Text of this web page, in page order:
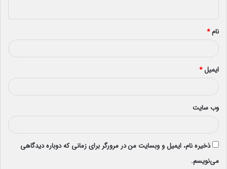
*
نام*
ایمیل*
وب‌ سایت
ذخیره نام، ایمیل و وبسایت من در مرورگر برای زمانی که دوباره دیدگاهی
می‌نویسم.